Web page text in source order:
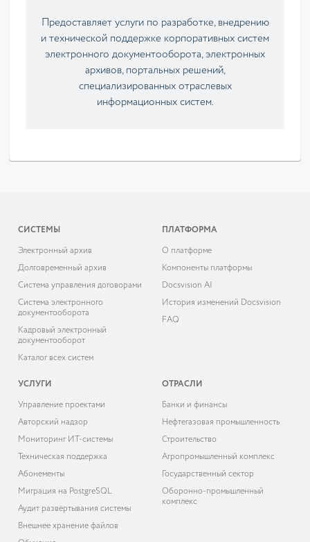
Предоставляет услуги по разработке, внедрению
и технической поддержке корпоративных систем
электронного документооборота, электронных
архивов, портальных решений,
специализированных отраслевых
информационных систем.
СИСТЕМЫ
Электронный архив
Долговременный архив
Система управления договорами
Система электронного
документооборота
Кадровый электронный
документооборот
Каталог всех систем
ПЛАТФОРМА
О платформе
Компоненты платформы
Docsvision AI
История изменений Docsvision
FAQ
УСЛУГИ
Управление проектами
Авторский надзор
Мониторинг ИТ-системы
Техническая поддержка
Абонементы
Миграция на PostgreSQL
Аудит развёртывания системы
Внешнее хранение файлов
ОТРАСЛИ
Банки и финансы
Нефтегазовая промышленность
Строительство
Агропромышленный комплекс
Государственный сектор
Оборонно-промышленный
комплекс